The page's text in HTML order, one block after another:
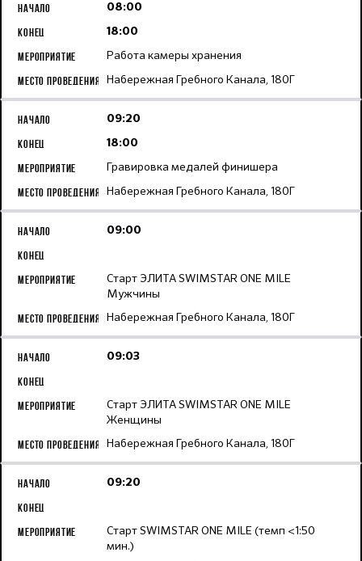
08:00
18:00
Работа камеры хранения
Набережная Гребного Канала, 180Г
09:20
18:00
Гравировка медалей финишера
Набережная Гребного Канала, 180Г
09:00
Старт ЭЛИТА SWIMSTAR ONE MILE
Мужчины
Набережная Гребного Канала, 180Г
09:03
Старт ЭЛИТА SWIMSTAR ONE MILE
Женщины
Набережная Гребного Канала, 180Г
09:20
Старт SWIMSTAR ONE MILE (темп <1:50
мин.)